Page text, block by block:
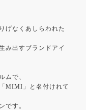
げなくあしらわれた
み出すブランドアイ
ムで、
MIMI」と名付けれて
です。